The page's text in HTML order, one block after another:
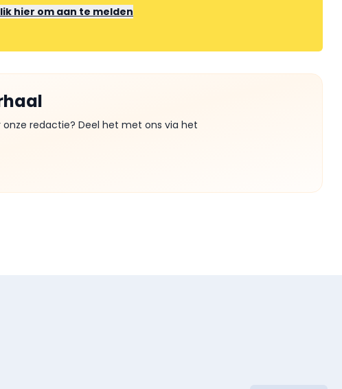
hier om aan te melden
redactie? Deel het met ons via het